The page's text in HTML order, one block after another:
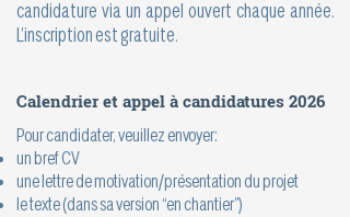
candidature via un appel ouvert chaque année.
L’inscription est gratuite.
Calendrier et appel à candidatures 2026
Pour candidater, veuillez envoyer:
un bref CV
une lettre de motivation/présentation du projet
le texte (dans sa version “en chantier”)